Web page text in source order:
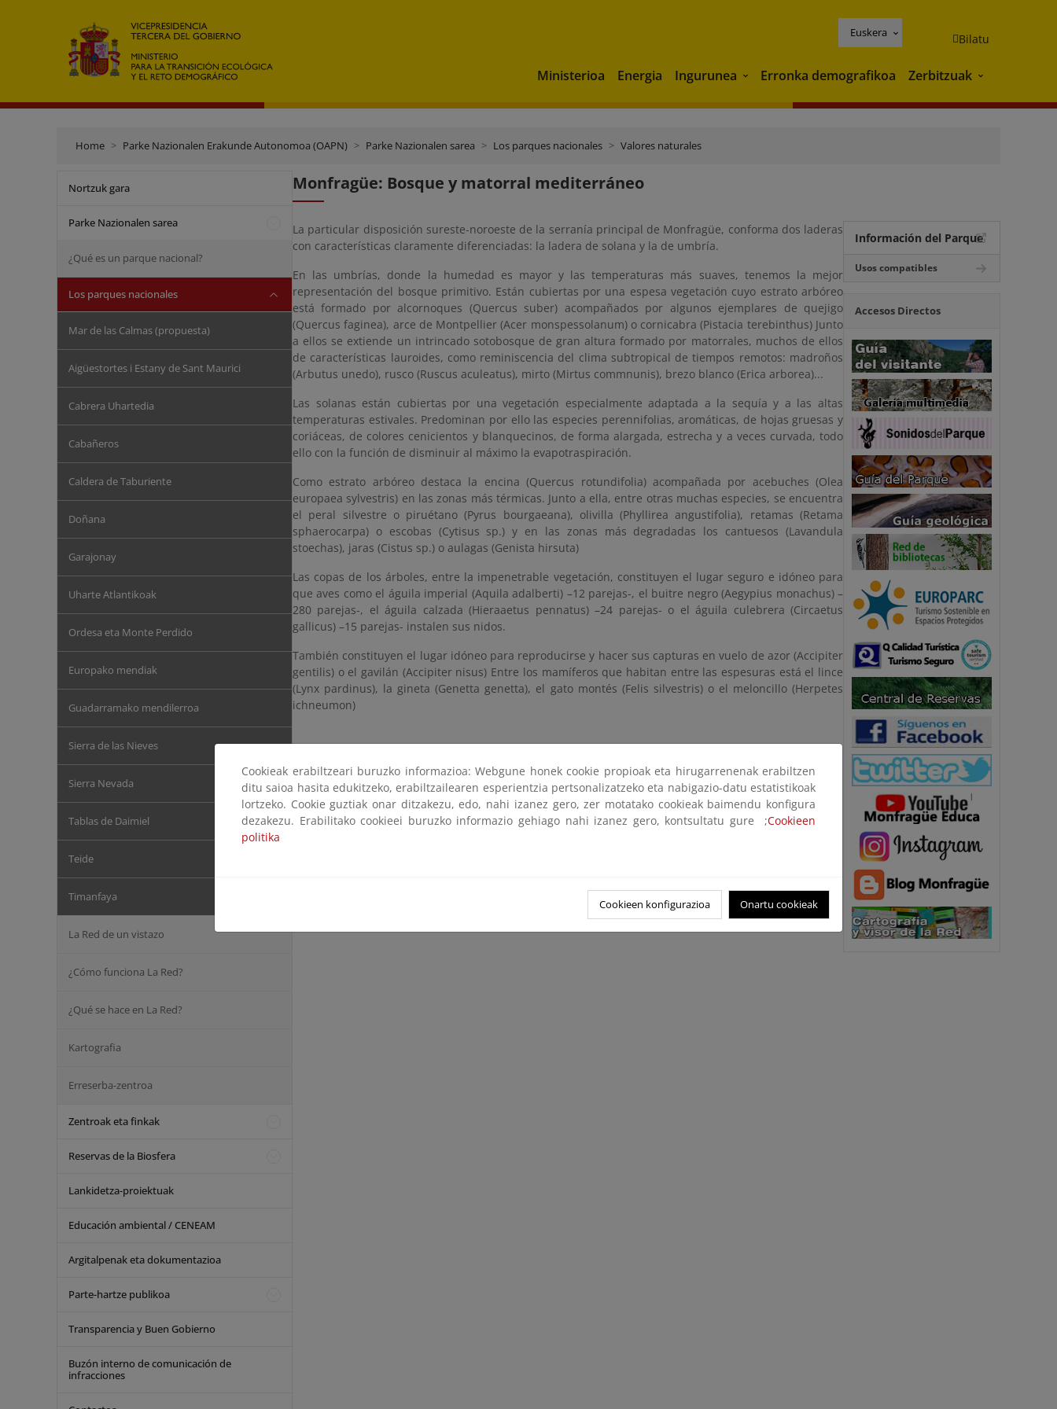
Euskera Bilatu
Ministerioa Energia Ingurunea Ingurunea
Erronka demografikoa Zerbitzuak Zerbitzuak
Home Parke Nazionalen Erakunde Autonomoa (OAPN) Parke Nazionalen sarea Los parques nacionales Valores naturales
Nortzuk gara
Parke Nazionalen sarea
¿Qué es un parque nacional?
Los parques nacionales
Mar de las Calmas (propuesta)
Aigüestortes i Estany de Sant Maurici
Cabrera Uhartedia
Cabañeros
Caldera de Taburiente
Doñana
Garajonay
Uharte Atlantikoak
Ordesa eta Monte Perdido
Europako mendiak
Guadarramako mendilerroa
Sierra de las Nieves
Sierra Nevada
Tablas de Daimiel
Teide
Timanfaya
La Red de un vistazo
¿Cómo funciona La Red?
¿Qué se hace en La Red?
Kartografia
Erreserba-zentroa
Zentroak eta finkak
Reservas de la Biosfera
Lankidetza-proiektuak
Educación ambiental / CENEAM
Argitalpenak eta dokumentazioa
Parte-hartze publikoa
Transparencia y Buen Gobierno
Buzón interno de comunicación de
infracciones
Monfragüe: Bosque y matorral mediterráneo
La particular disposición sureste-noroeste de la serranía principal de Monfragüe, conforma dos laderas
con características claramente diferenciadas: la ladera de solana y la de umbría.
En las umbrías, donde la humedad es mayor y las temperaturas más suaves, tenemos la mejor
representación del bosque primitivo. Están cubiertas por una espesa vegetación cuyo estrato arbóreo
está formado por alcornoques (Quercus suber) acompañados por algunos ejemplares de quejigo
(Quercus faginea), arce de Montpellier (Acer monspessolanum) o cornicabra (Pistacia terebinthus) Junto
a ellos se extiende un intrincado sotobosque de gran altura formado por matorrales, muchos de ellos
de características lauroides, como reminiscencia del clima subtropical de tiempos remotos: madroños
(Arbutus unedo), rusco (Ruscus aculeatus), mirto (Mirtus commnunis), brezo blanco (Erica arborea)...
Las solanas están cubiertas por una vegetación especialmente adaptada a la sequía y a las altas
temperaturas estivales. Predominan por ello las especies perennifolias, aromáticas, de hojas gruesas y
coriáceas, de colores cenicientos y blanquecinos, de forma alargada, estrecha y a veces curvada, todo
ello con la función de disminuir al máximo la evapotraspiración.
Como estrato arbóreo destaca la encina (Quercus rotundifolia) acompañada por acebuches (Olea
europaea sylvestris) en las zonas más térmicas. Junto a ella, entre otras muchas especies, se encuentra
el peral silvestre o piruétano (Pyrus bourgaeana), olivilla (Phyllirea angustifolia), retamas (Retama
sphaerocarpa) o escobas (Cytisus sp.) y en las zonas más degradadas los cantuesos (Lavandula
stoechas), jaras (Cistus sp.) o aulagas (Genista hirsuta)
Las copas de los árboles, entre la impenetrable vegetación, constituyen el lugar seguro e idóneo para
que aves como el águila imperial (Aquila adalberti) –12 parejas-, el buitre negro (Aegypius monachus) –
280 parejas-, el águila calzada (Hieraaetus pennatus) –24 parejas- o el águila culebrera (Circaetus
gallicus) –15 parejas- instalen sus nidos.
También constituyen el lugar idóneo para reproducirse y hacer sus capturas en vuelo de azor (Accipiter
gentilis) o el gavilán (Accipiter nisus) Entre los mamíferos que habitan entre las espesuras está el lince
(Lynx pardinus), la gineta (Genetta genetta), el gato montés (Felis silvestris) o el meloncillo (Herpetes
ichneumon)
Información del Parque
Usos compatibles
Accesos Directos
Cookieak erabiltzeari buruzko informazioa: Webgune honek cookie propioak eta hirugarrenenak erabiltzen
ditu saioa hasita edukitzeko, erabiltzailearen esperientzia pertsonalizatzeko eta nabigazio-datu estatistikoak
lortzeko. Cookie guztiak onar ditzakezu, edo, nahi izanez gero, zer motatako cookieak baimendu konfigura
dezakezu. Erabilitako cookieei buruzko informazio gehiago nahi izanez gero, kontsultatu gure ;Cookieen
politika
Cookieen konfigurazioa Onartu cookieak